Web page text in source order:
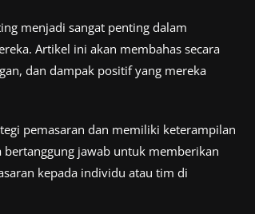
menjadi sangat penting dalam
Artikel ini akan membahas secara
dan dampak positif yang mereka
pemasaran dan memiliki keterampilan
jawab untuk memberikan
kepada individu atau tim di